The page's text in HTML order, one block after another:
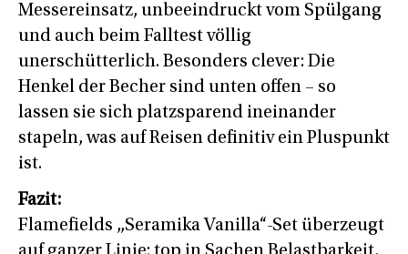
Messereinsatz, unbeeindruckt vom Spülgang
und auch beim Falltest völlig
unerschütterlich. Besonders clever: Die
Henkel der Becher sind unten offen – so
lassen sie sich platzsparend ineinander
stapeln, was auf Reisen definitiv ein Pluspunkt
ist.
Fazit:
Flamefields „Seramika Vanilla“-Set überzeugt